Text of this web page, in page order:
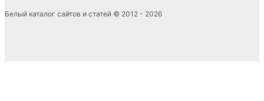
Белый каталог сайтов и статей © 2012 - 2026